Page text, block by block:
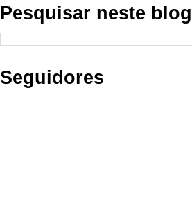
Pesquisar neste
Seguidores